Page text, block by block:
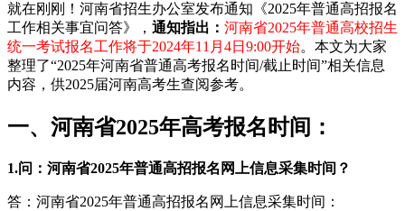
就在刚刚！河南省招生办公室发布通知《2025年普通高招报名
工作相关事宜问答》， 通知指出： 河南省2025年普通高校招生
统一考试报名工作将于2024年11月4日9:00开始。本文为大家
整理了“2025年河南省普通高考报名时间/截止时间”相关信息
内容，供2025届河南高考生查阅参考。
一、河南省2025年高考报名时间：
1.问：河南省2025年普通高招报名网上信息采集时间？
答：河南省2025年普通高招报名网上信息采集时间：